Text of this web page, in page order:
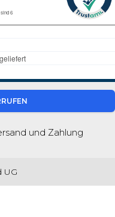
und Zahlung
UG